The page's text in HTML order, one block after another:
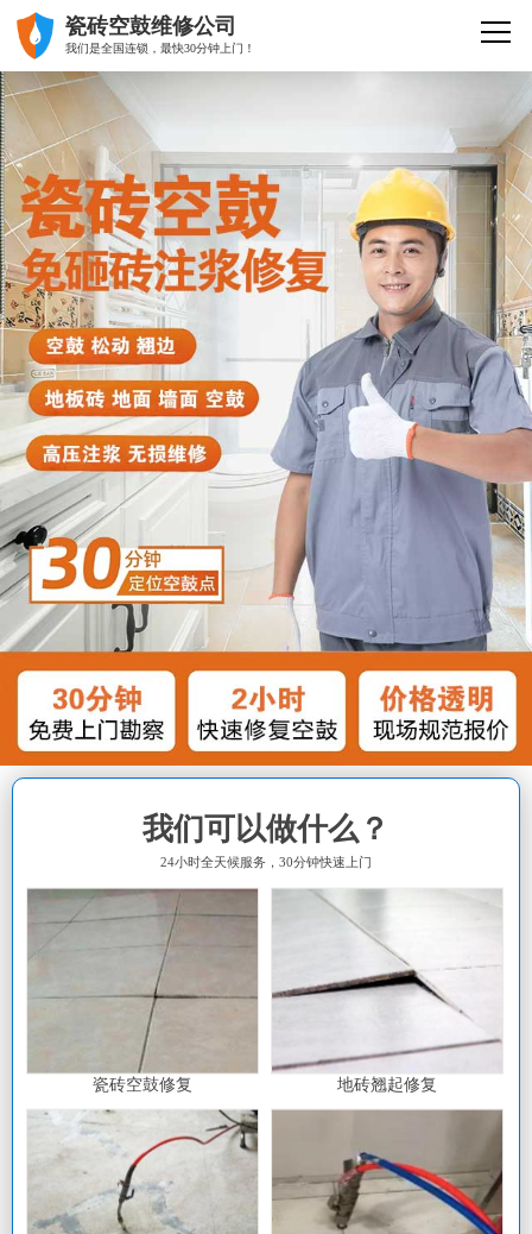
瓷砖空鼓维修公司
我们是全国连锁，最快30分钟上门！
我们可以做什么？
24小时全天候服务，30分钟快速上门
瓷砖空鼓修复 地砖翘起修复